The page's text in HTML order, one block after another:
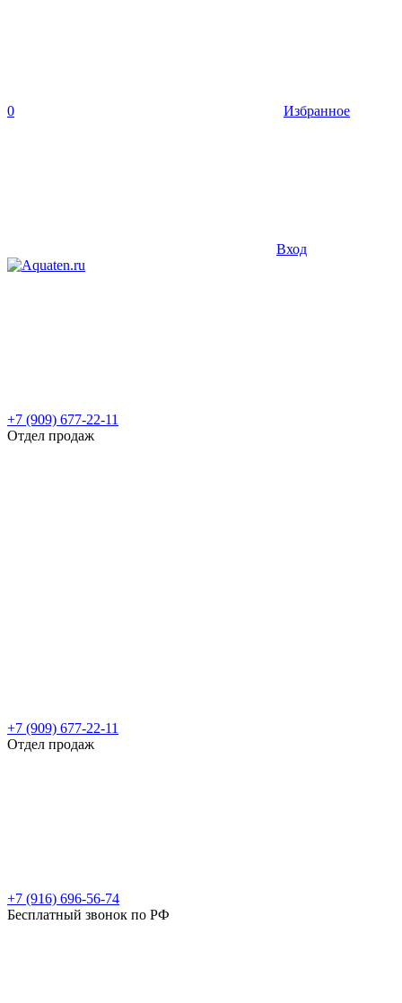
0 Избранное
Вход
+7 (909) 677-22-11
Отдел продаж
+7 (909) 677-22-11
Отдел продаж
+7 (916) 696-56-74
Бесплатный звонок по РФ